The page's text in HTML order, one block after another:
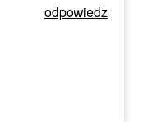
odpowiedz